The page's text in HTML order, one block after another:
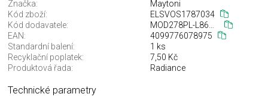
Značka:
Maytoni
Kód zboží:
ELSVOS1787034
Kód dodavatele:
MOD278PL-L86G3K1
EAN:
4099776078975
Standardní balení:
1 ks
Recyklační poplatek:
7,50 Kč
Produktová řada:
Radiance
Technické parametry